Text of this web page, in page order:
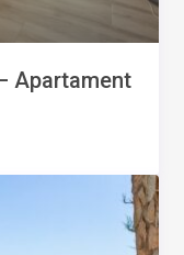
Apartament